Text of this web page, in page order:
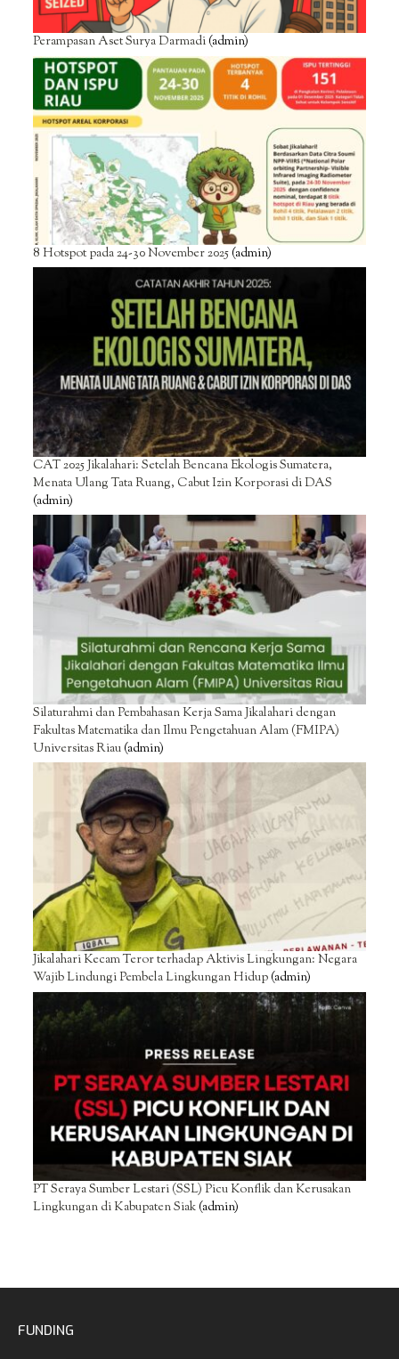
Perampasan Aset Surya Darmadi(admin)
8 Hotspot pada 24-30 November 2025(admin)
CAT 2025 Jikalahari: Setelah Bencana Ekologis Sumatera,
Menata Ulang Tata Ruang, Cabut Izin Korporasi di DAS
(admin)
Silaturahmi dan Pembahasan Kerja Sama Jikalahari dengan
Fakultas Matematika dan Ilmu Pengetahuan Alam (FMIPA)
Universitas Riau(admin)
Jikalahari Kecam Teror terhadap Aktivis Lingkungan: Negara
Wajib Lindungi Pembela Lingkungan Hidup(admin)
PT Seraya Sumber Lestari (SSL) Picu Konflik dan Kerusakan
Lingkungan di Kabupaten Siak(admin)
FUNDING